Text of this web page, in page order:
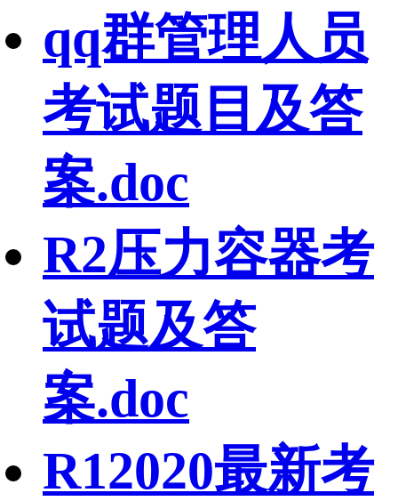
qq群管理人员
考试题目及答
案.doc
R2压力容器考
试题及答
案.doc
R12020最新考